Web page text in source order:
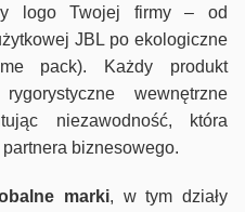
logo Twojej firmy – od
JBL po ekologiczne
pack). Każdy produkt
wewnętrzne
niezawodność, która
biznesowego.
marki, w tym działy